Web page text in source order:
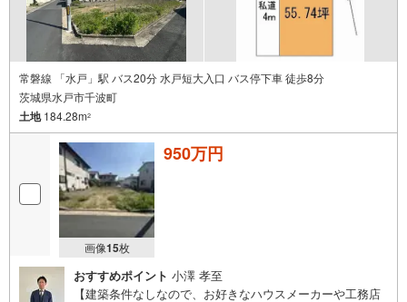
常磐線 「水戸」駅 バス20分 水戸短大入口 バス停下車 徒歩8分
茨城県水戸市千波町
土地184.28m2
画像15枚
950万円
おすすめポイント 小澤 孝至
【建築条件なしなので、お好きなハウスメーカーや工務店